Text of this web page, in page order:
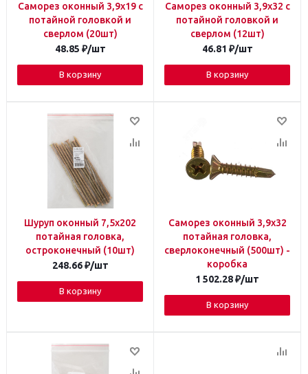
Саморез оконный 3,9х19 с
потайной головкой и
сверлом (20шт)
48.85 ₽/шт
В корзину
Саморез оконный 3,9х32 с
потайной головкой и
сверлом (12шт)
46.81 ₽/шт
В корзину
Шуруп оконный 7,5х202
потайная головка,
остроконечный (10шт)
248.66₽/шт
В корзину
Саморез оконный 3,9х32
потайная головка,
сверлоконечный (500шт) -
коробка
1 502.28₽/шт
В корзину